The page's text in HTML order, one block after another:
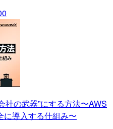
社の武器”にする方法〜AWS
に導入する仕組み〜